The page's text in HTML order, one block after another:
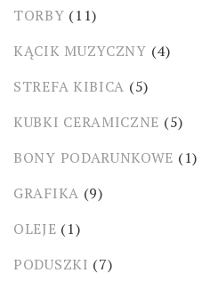
TORBY (11)
KĄCIK MUZYCZNY (4)
STREFA KIBICA (5)
KUBKI CERAMICZNE (5)
BONY PODARUNKOWE (1)
GRAFIKA (9)
OLEJE (1)
PODUSZKI (7)